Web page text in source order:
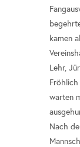
kamen
Lehr,
warten
Nach